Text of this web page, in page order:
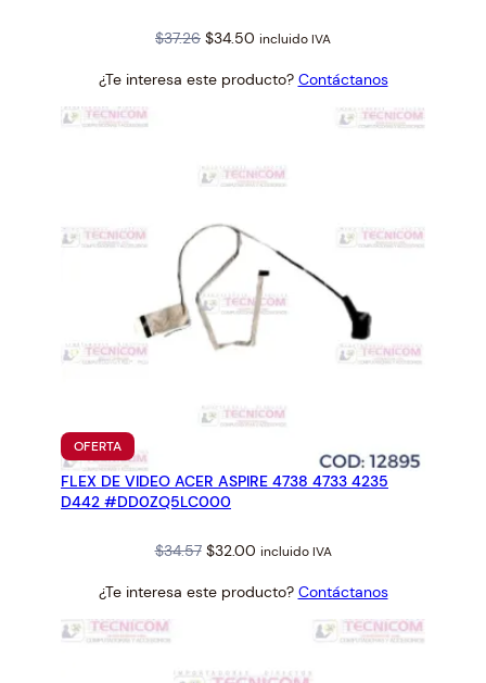
$37.26 Original
was:
$34.50 Current
is:
incluido IVA
¿Te interesa este producto? Contáctanos
OFERTAPRODUCTO
EN
OFERTA
FLEX DE VIDEO ACER ASPIRE 4738 4733 4235
D442 #DD0ZQ5LC000
$34.57 Original
was:
$32.00Current
is:
incluido IVA
¿Te interesa este producto? Contáctanos